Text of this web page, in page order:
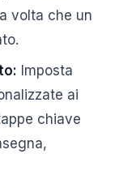
volta che un
Imposta
ai
chiave